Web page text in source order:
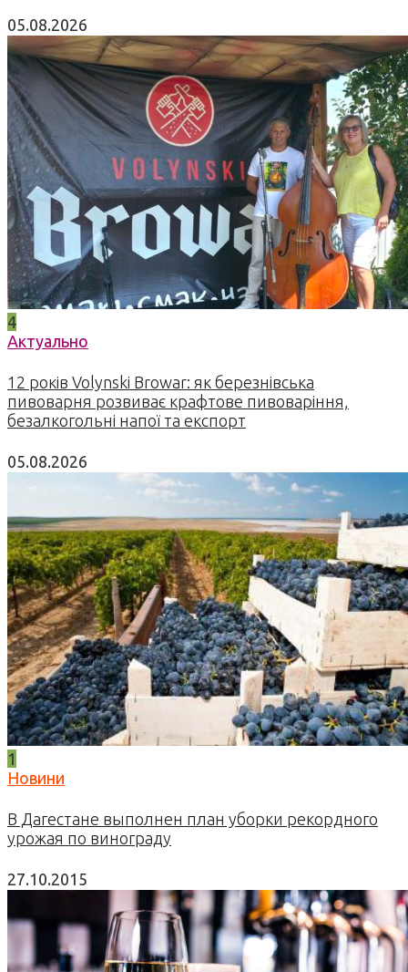
05.08.2026
4
Актуально
12 років Volynski Browar: як березнівська
пивоварня розвиває крафтове пивоваріння,
безалкогольні напої та експорт
05.08.2026
1
Новини
В Дагестане выполнен план уборки рекордного
урожая по винограду
27.10.2015